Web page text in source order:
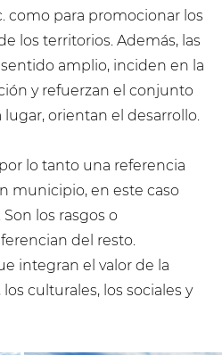
como para promocionar los
los territorios. Además, las
amplio, inciden en la
y refuerzan el conjunto
orientan el desarrollo.
lo tanto una referencia
municipio, en este caso
. Son los rasgos o
del resto.
integran el valor de la
culturales, los sociales y